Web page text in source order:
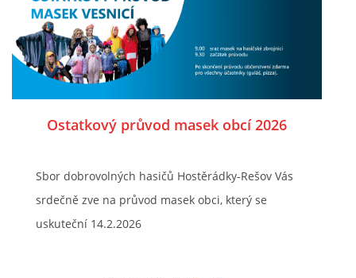
Ostatkový průvod masek obcí 2026
Sbor dobrovolných hasičů Hostěrádky-Rešov Vás
srdečně zve na průvod masek obci, který se
uskuteční 14.2.2026